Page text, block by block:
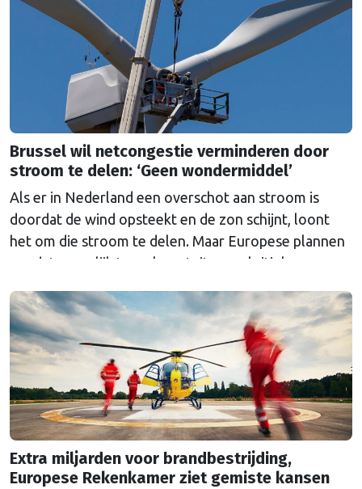
Brussel wil netcongestie verminderen door
stroom te delen: ‘Geen wondermiddel’
Als er in Nederland een overschot aan stroom is
doordat de wind opsteekt en de zon schijnt, loont
het om die stroom te delen. Maar Europese plannen
om dat mogelijk te maken stuiten op kritiek.
Extra miljarden voor brandbestrijding,
Europese Rekenkamer ziet gemiste kansen